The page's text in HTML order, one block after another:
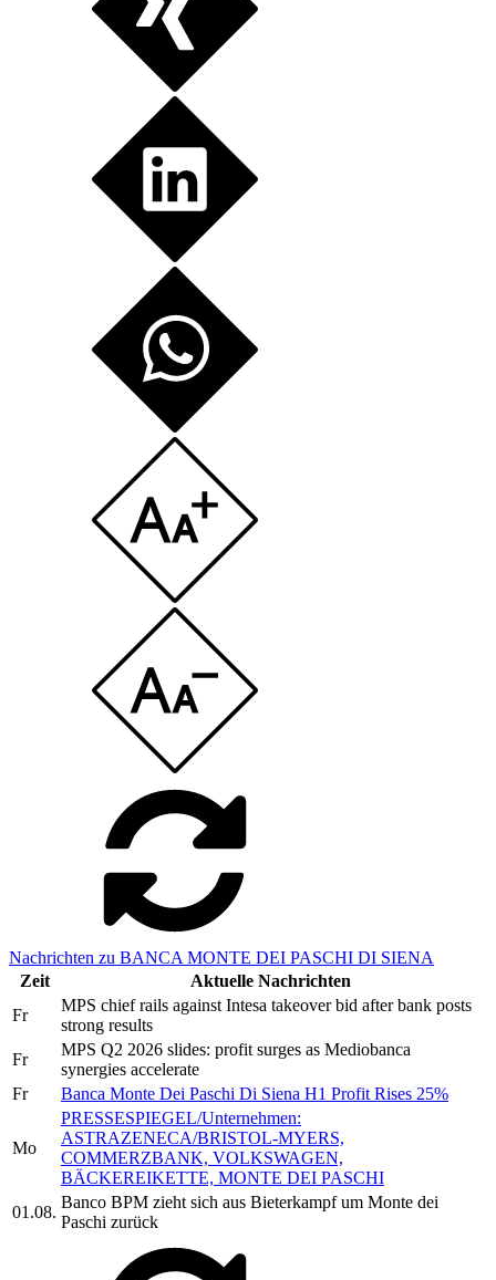
Nachrichten zu BANCA MONTE DEI PASCHI DI SIENA
Zeit
Aktuelle Nachrichten
Fr
MPS chief rails against Intesa takeover bid after bank posts
strong results
Fr
MPS Q2 2026 slides: profit surges as Mediobanca
synergies accelerate
Fr
Banca Monte Dei Paschi Di Siena H1 Profit Rises 25%
Mo
PRESSESPIEGEL/Unternehmen:
ASTRAZENECA/BRISTOL-MYERS,
COMMERZBANK, VOLKSWAGEN,
BÄCKEREIKETTE, MONTE DEI PASCHI
01.08.
Banco BPM zieht sich aus Bieterkampf um Monte dei
Paschi zurück